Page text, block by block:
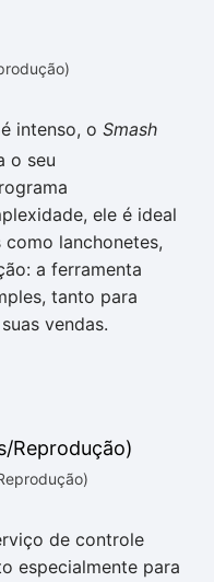
intenso, o Smash
o seu
ele é ideal
lanchonetes,
a ferramenta
tanto para
vendas.
de controle
especialmente para